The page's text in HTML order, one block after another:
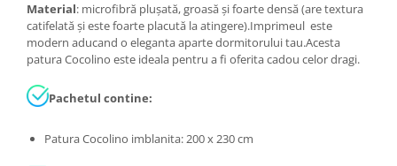
Material: microfibră plușată, groasă și foarte densă (are textura
catifelată și este foarte placută la atingere).Imprimeul este
modern aducand o eleganta aparte dormitorului tau.Acesta
patura Cocolino este ideala pentru a fi oferita cadou celor dragi.
Pachetul contine:
Patura Cocolino imblanita: 200 x 230 cm